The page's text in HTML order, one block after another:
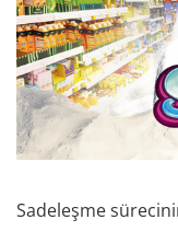
Sadeleşme